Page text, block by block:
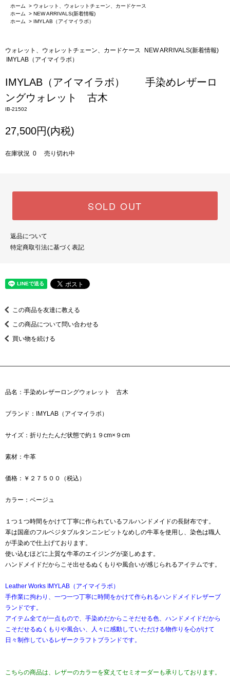
ホーム > ウォレット、ウォレットチェーン、カードケース
ホーム
> NEW ARRIVALS(新着情報)
ホーム
> IMYLAB（アイマイラボ）
ウォレット、ウォレットチェーン、カードケース
NEW ARRIVALS(新着情報)
IMYLAB（アイマイラボ）
IMYLAB（アイマイラボ） 手染めレザーロ
ングウォレット 古木
IB-21502
27,500円(内税)
在庫状況 0 売り切れ中
SOLD OUT
返品について
特定商取引法に基づく表記
この商品を友達に教える
この商品について問い合わせる
買い物を続ける
品名：手染めレザーロングウォレット 古木
ブランド：IMYLAB（アイマイラボ）
サイズ：折りたたんだ状態で約１９cm×９cm
素材：牛革
価格：￥２７５００（税込）
カラー：ベージュ
１つ１つ時間をかけて丁寧に作られているフルハンドメイドの長財布です。
革は国産のフルベジタブルタンニンピットなめしの牛革を使用し、染色は職人
が手染めで仕上げております。
使い込むほどに上質な牛革のエイジングが楽しめます。
ハンドメイドだからこそ出せるぬくもりや風合いが感じられるアイテムです。
Leather Works IMYLAB（アイマイラボ）
手作業に拘わり、一つ一つ丁寧に時間をかけて作られるハンドメイドレザーブ
ランドです。
アイテム全てが一点もので、手染めだからこそだせる色、ハンドメイドだから
こそだせるぬくもりや風合い、人々に感動していただける物作りを心がけて
日々制作しているレザークラフトブランドです。
こちらの商品は、レザーのカラーを変えてセミオーダーも承りしております。